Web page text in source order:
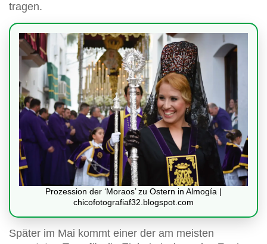
tragen.
Prozession der ‘Moraos’ zu Ostern in Almogía |
chicofotografiaf32.blogspot.com
Später im Mai kommt einer der am meisten